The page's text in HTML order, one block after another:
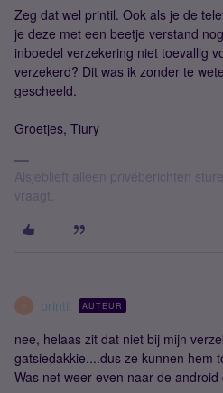
Zeg dat wel printil. Ook als je de
je deze met een beetje verstand
inboedel verzekering niet toevallig
verzekerd? Dit was ik zonder te
gescheeld.
Groetjes, Tiury
Alsjeblieft alleen privéberichten
vraagt.
P printil AUTEUR
nee, helaas zit dat niet bij mijn
gatsiedakkie....dus ze kunnen hem
Was net weer even naar de